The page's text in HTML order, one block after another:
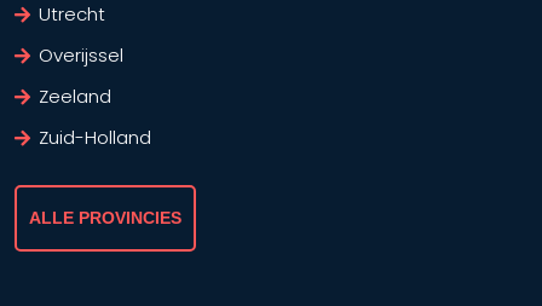
Utrecht
Overijssel
Zeeland
Zuid-Holland
ALLE PROVINCIES